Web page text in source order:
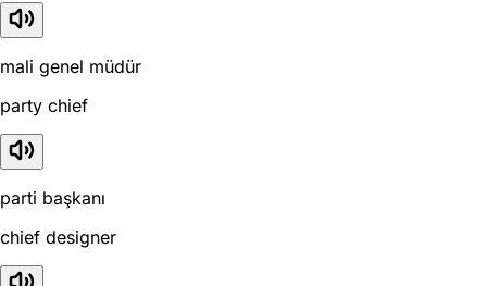
mali genel müdür
party chief
parti başkanı
chief designer